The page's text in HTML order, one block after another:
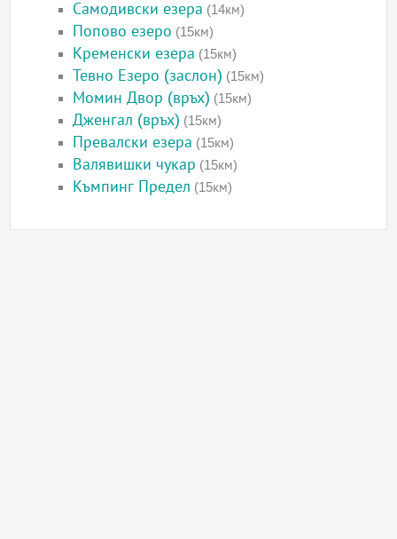
Самодивски езера (14км)
Попово езеро (15км)
Кременски езера (15км)
Тевно Езеро (заслон) (15км)
Момин Двор (връх) (15км)
Дженгал (връх) (15км)
Превалски езера (15км)
Валявишки чукар (15км)
Къмпинг Предел (15км)